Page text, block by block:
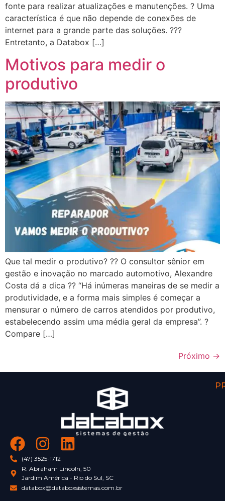
fonte para realizar atualizações e manutenções. ? Uma
característica é que não depende de conexões de
internet para a grande parte das soluções. ???
Entretanto, a Databox […]
Motivos para medir o
produtivo
Que tal medir o produtivo? ?? O consultor sênior em
gestão e inovação no marcado automotivo, Alexandre
Costa dá a dica ?? “Há inúmeras maneiras de se medir a
produtividade, e a forma mais simples é começar a
mensurar o número de carros atendidos por produtivo,
estabelecendo assim uma média geral da empresa”. ?
Compare […]
Próximo →
(47) 3525-1712
R. Abraham Lincoln, 50
Jardim América - Rio do Sul, SC
databox@databoxsistemas.com.br